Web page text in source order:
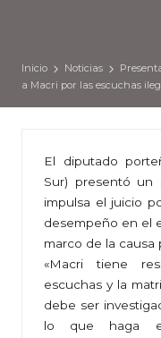
Inicio Noticias
a Macri por las escuchas
El diputado
Sur) presentó un
impulsa el juicio
desempeño en el
marco de la causa
«Macri tiene
escuchas y la
debe ser
lo que haga el